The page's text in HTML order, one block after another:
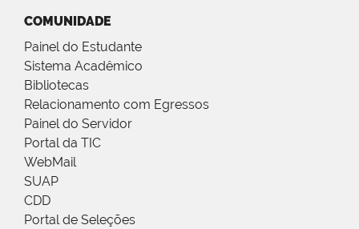
COMUNIDADE
Painel do Estudante
Sistema Acadêmico
Bibliotecas
Relacionamento com Egressos
Painel do Servidor
Portal da TIC
WebMail
SUAP
CDD
Portal de Seleções